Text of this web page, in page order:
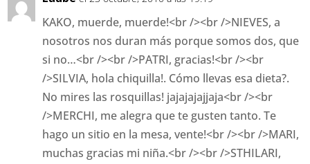
KAKO, muerde, muerde!<br /><br />NIEVES, a
nosotros nos duran más porque somos dos, que
si no…<br /><br />PATRI, gracias!<br /><br
/>SILVIA, hola chiquilla!. Cómo llevas esa dieta?.
No mires las rosquillas! jajajajajjaja<br /><br
/>MERCHI, me alegra que te gusten tanto. Te
hago un sitio en la mesa, vente!<br /><br />MARI,
muchas gracias mi niña.<br /><br />STHILARI,